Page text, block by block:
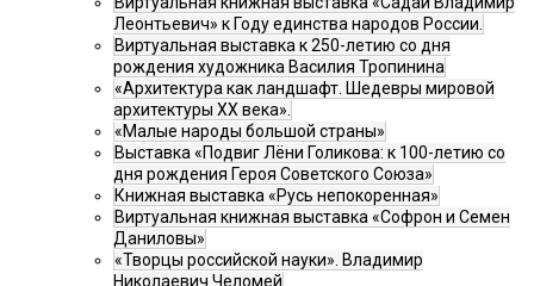
Леонтьевич» к Году единства народов России.
Виртуальная выставка к 250-летию со дня
рождения художника Василия Тропинина
«Архитектура как ландшафт. Шедевры мировой
архитектуры XX века».
«Малые народы большой страны»
Выставка «Подвиг Лёни Голикова: к 100-летию со
дня рождения Героя Советского Союза»
Книжная выставка «Русь непокоренная»
Виртуальная книжная выставка «Софрон и Семен
Даниловы»
«Творцы российской науки». Владимир
Николаевич Челомей